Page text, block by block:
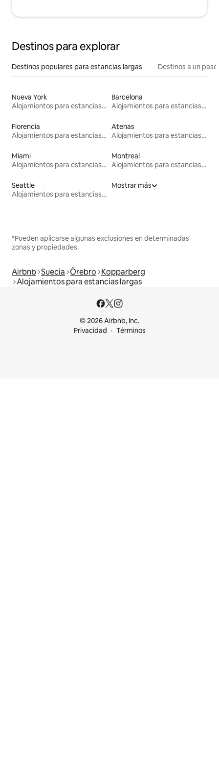
Destinos para explorar
Destinos populares para estancias largas Destinos a un
Nueva York
Alojamientos para estancias largas
Barcelona
Alojamientos para estancias largas
Florencia
Alojamientos para estancias largas
Atenas
Alojamientos para estancias largas
Miami
Alojamientos para estancias largas
Montreal
Alojamientos para estancias largas
Seattle
Alojamientos para estancias largas
Mostrar más
*Pueden aplicarse algunas exclusiones en determinadas
zonas y propiedades.
Airbnb Suecia Örebro Kopparberg
Alojamientos para estancias largas
© 2026 Airbnb, Inc.
Privacidad
Términos